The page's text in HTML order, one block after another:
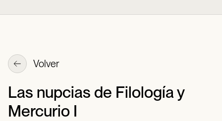
Volver
Las nupcias de Filología y
Mercurio I